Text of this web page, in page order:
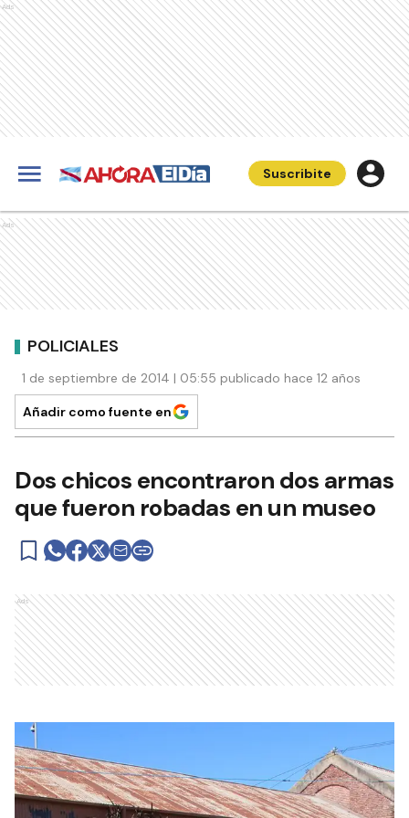
Ads
Suscribite
Ads
POLICIALES
1 de septiembre de 2014 | 05:55 publicado hace 12 años
Añadir como fuente en
Dos chicos encontraron dos armas
que fueron robadas en un museo
Ads